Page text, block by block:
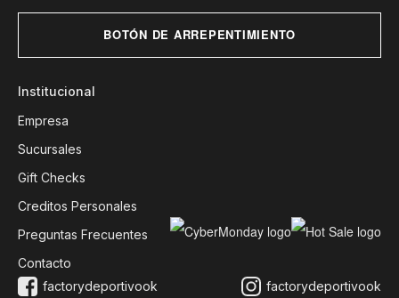
Institucional
Empresa
Sucursales
Gift Checks
Creditos Personales
Preguntas Frecuentes
Contacto
BOTÓN DE ARREPENTIMIENTO
factorydeportivook factorydeportivook